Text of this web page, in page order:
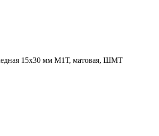
15х30 мм М1Т, матовая, ШМТ